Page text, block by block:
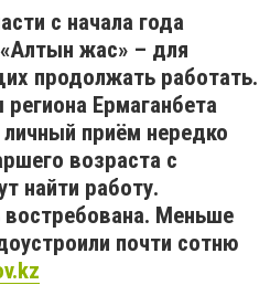
с начала года
жас» – для
продолжать работать.
Ермаганбета
приём нередко
возраста с
найти работу.
востребована. Меньше
почти сотню